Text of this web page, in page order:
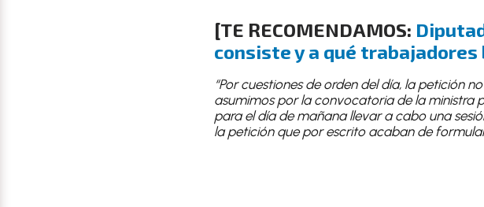
[TE RECOMENDAMOS:
consiste y a qué trabajadores
“Por cuestiones de orden del día, la petición
asumimos por la convocatoria de la ministra
para el día de mañana llevar a cabo una
la petición que por escrito acaban de